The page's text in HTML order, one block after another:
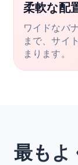
柔軟な配
ワイドなバ
まで、サイ
まります。
最もよ